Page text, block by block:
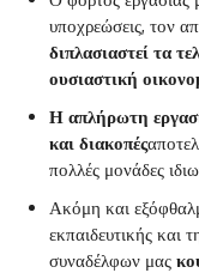
υποχρεώσεις, τον
διπλασιαστεί τα
ουσιαστική
Η απλήρωτη
και διακοπές
πολλές μονάδες
Ακόμη και
εκπαιδευτικής και
συναδέλφων μας